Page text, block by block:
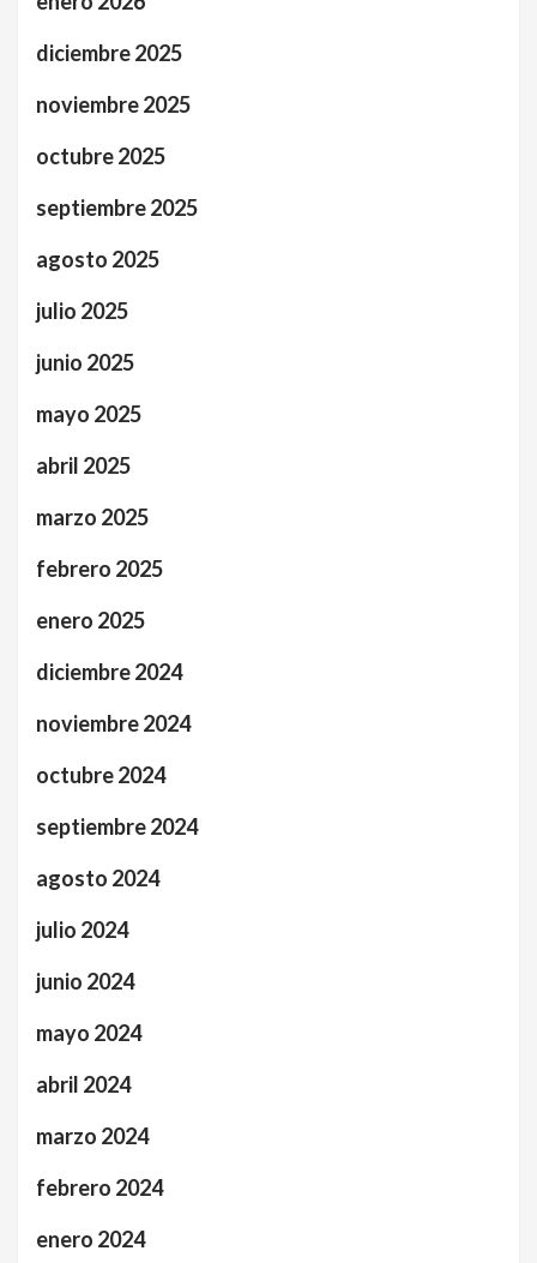
diciembre 2025
noviembre 2025
octubre 2025
septiembre 2025
agosto 2025
julio 2025
junio 2025
mayo 2025
abril 2025
marzo 2025
febrero 2025
enero 2025
diciembre 2024
noviembre 2024
octubre 2024
septiembre 2024
agosto 2024
julio 2024
junio 2024
mayo 2024
abril 2024
marzo 2024
febrero 2024
enero 2024